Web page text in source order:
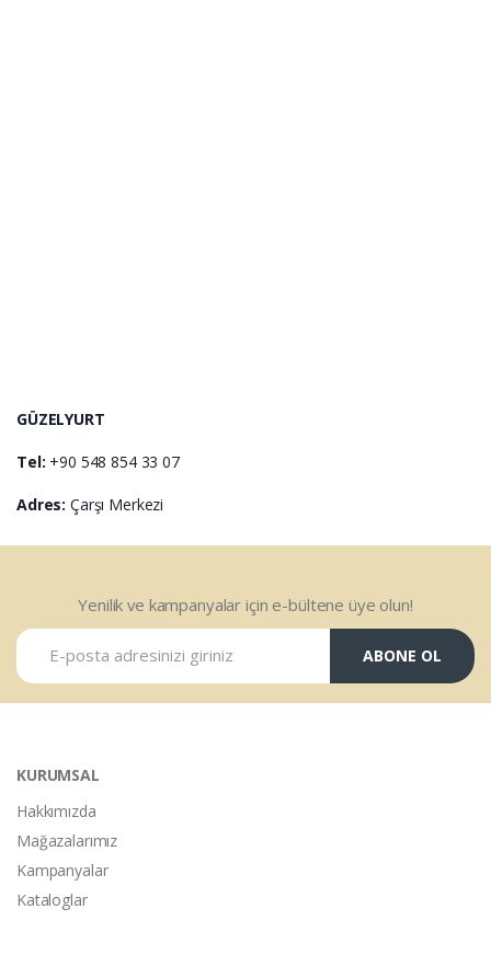
GÜZELYURT
Tel: +90 548 854 33 07
Adres: Çarşı Merkezi
Yenilik ve kampanyalar için e-bültene üye olun!
ABONE OL
KURUMSAL
Hakkımızda
Mağazalarımız
Kampanyalar
Kataloglar